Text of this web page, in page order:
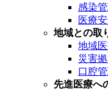
感染
医療
地域との取
地域
災害
口腔
先進医療へ